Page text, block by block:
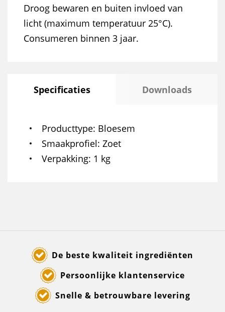
Droog bewaren en buiten invloed van
licht (maximum temperatuur 25°C).
Consumeren binnen 3 jaar.
Specificaties Downloads
Producttype Bloesem
Smaakprofiel Zoet
Verpakking 1 kg
De beste kwaliteit ingrediënten
Persoonlijke klantenservice
Snelle & betrouwbare levering